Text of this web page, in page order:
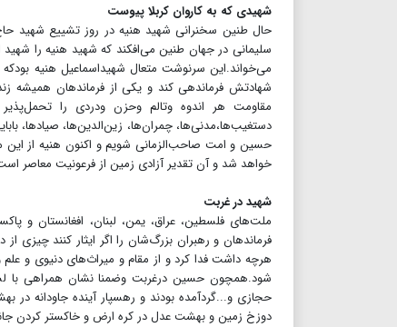
شهیدی که به کاروان کربلا پیوست
حال طنین سخنرانی شهید هنیه در روز تشییع شهید
سلیمانی در جهان طنین می‌افکند که شهید هنیه را
می‌خواند.این سرنوشت متعال شهیداسماعیل هنیه بودکه
شهادتش فرماندهی کند و یکی از فرماندهان همیشه
مقاومت هر اندوه وتالم وحزن ودردی را
دستغیب‌ها،مدنی‌ها، چمران‌ها، زین‌الدین‌ها، صیادها،
حسین و امت صاحب‌الزمانی شویم و اکنون هنیه از
خواهد شد و آن تقدیر آزادی زمین از فرعونیت معاصر
شهید در غربت
ملت‌های فلسطین، عراق، یمن، لبنان، افغانستان
فرماندهان و رهبران بزرگ‌شان را اگر ایثار کنند چیزی
هرچه داشت فدا کرد و از مقام و میراث‌های دنیوی و
شود.همچون‌ حسین درغربت وضمنا نشان همراهی با
حجازی و...گردآمده بودند و رهسپار آینده جاودانه
دوزخ زمین و بهشت عدل در کره ارض و خاکستر کردن